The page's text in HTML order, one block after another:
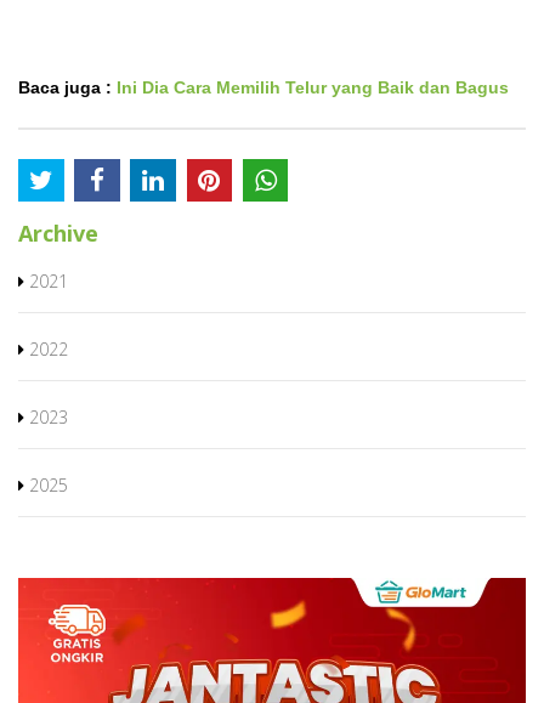
Baca juga : Ini Dia Cara Memilih Telur yang Baik dan Bagus
Archive
2021
2022
2023
2025